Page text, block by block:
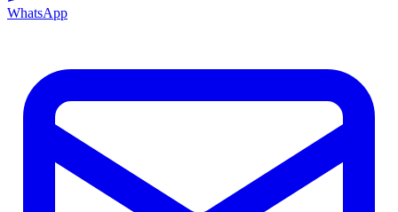
WhatsApp